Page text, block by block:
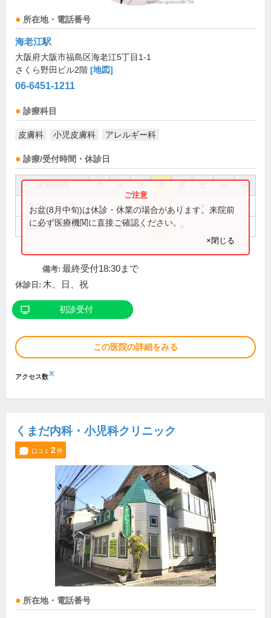
所在地・電話番号
海老江駅
大阪府大阪市福島区海老江5丁目1-1
さくら野田ビル2階 [地図]
06-6451-1211
診療科目
皮膚科 小児皮膚科 アレルギー科
診療/受付時間・休診日
祝
9:00～13:00 ● ● ● ●
16:00～19:00 ● ● ●
お盆(8月中旬)は休診・休業の場合があります。来院前
に必ず医療機関に直接ご確認ください。
×閉じる
備考: 最終受付18:30まで
休診日: 木、日、祝
初診受付
この医院の詳細をみる
アクセス数※
くまだ内科・小児科クリニック
口コミ 2件
所在地・電話番号